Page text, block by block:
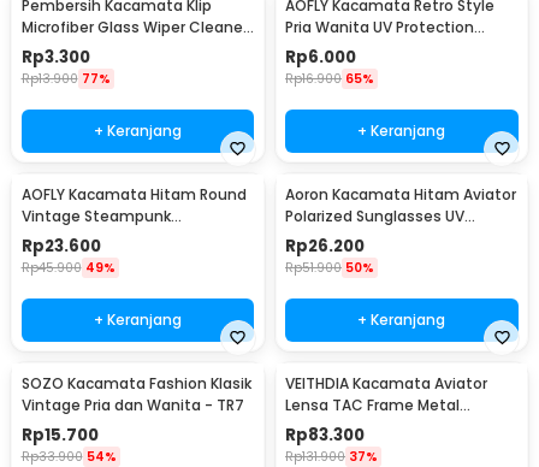
Pembersih Kacamata Klip
Microfiber Glass Wiper Cleaner
Multifunction - TVA45
Rp3.300
Rp13.900 77%
+ Keranjang
AOFLY Kacamata Retro Style
Pria Wanita UV Protection
Sunglassses - 1125
Rp6.000
Rp16.900 65%
+ Keranjang
AOFLY Kacamata Hitam Round
Vintage Steampunk
Sunglasses
Rp23.600
Rp45.900 49%
+ Keranjang
Aoron Kacamata Hitam Aviator
Polarized Sunglasses UV
Protection - RB2132
Rp26.200
Rp51.900 50%
+ Keranjang
SOZO Kacamata Fashion Klasik
Vintage Pria dan Wanita - TR7
Rp15.700
Rp33.900 54%
VEITHDIA Kacamata Aviator
Lensa TAC Frame Metal
Polarized Sunglasses - V3088
Rp83.300
Rp131.900 37%